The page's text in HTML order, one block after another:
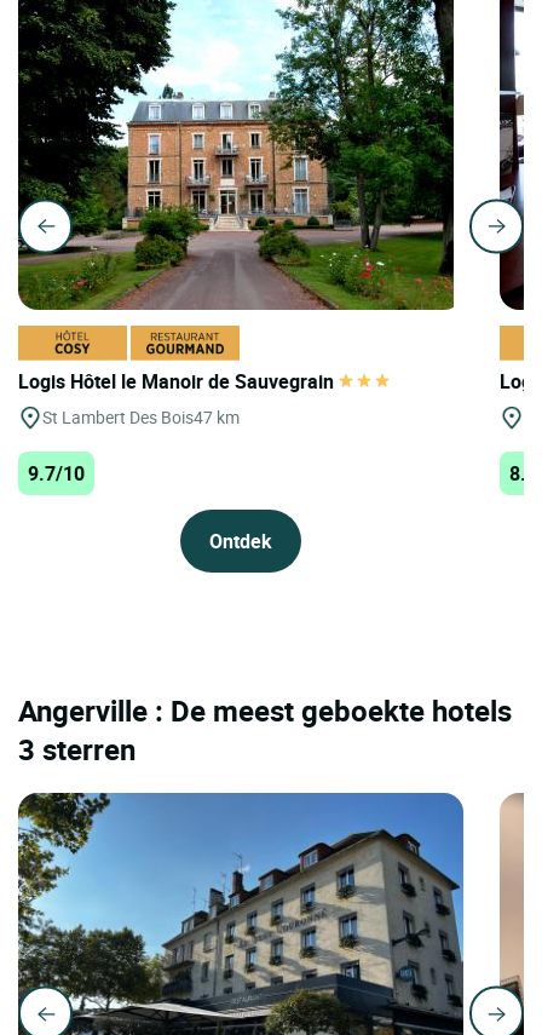
Logis Hôtel le Manoir de Sauvegrain
St Lambert Des Bois47 km
9.7/10
Ontdek
Angerville : De meest geboekte hotels
3 sterren